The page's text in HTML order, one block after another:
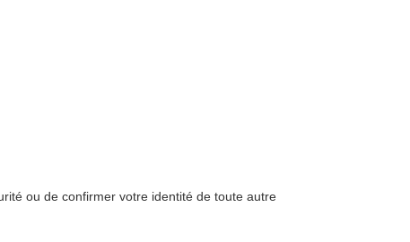
ou de confirmer votre identité de toute autre